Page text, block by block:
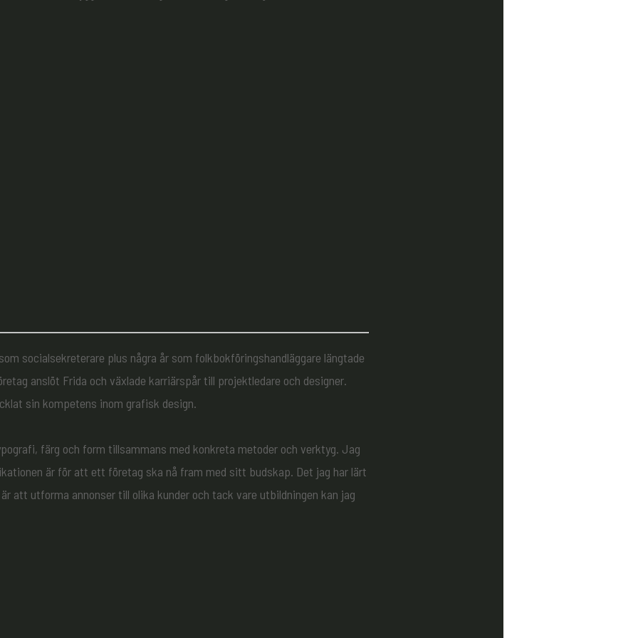
socialsekreterare plus några år som folkbokföringshandläggare längtade
anslöt Frida och växlade karriärspår till projektledare och designer.
sin kompetens inom grafisk design.
färg och form tillsammans med konkreta metoder och verktyg. Jag
är för att ett företag ska nå fram med sitt budskap. Det jag har lärt
utforma annonser till olika kunder och tack vare utbildningen kan jag